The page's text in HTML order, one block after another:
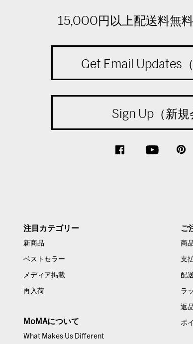
15,000円以上配送料無料
Get Email Updates
Sign Up（新規
注目カテゴリー
新商品
ベストセラー
メディア掲載
再入荷
MoMAについて
What Makes Us Different
ご
商
支
配
ラ
返
ポ